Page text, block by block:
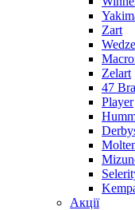
Zart
Wedze
Zelart
47
Player
Акції